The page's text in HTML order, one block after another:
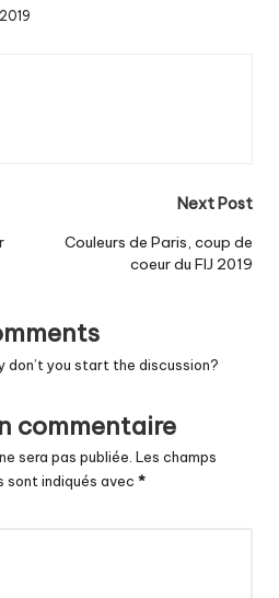
Next Post
Couleurs de Paris, coup de
coeur du FIJ 2019
don’t you start the discussion?
commentaire
sera pas publiée. Les champs
sont indiqués avec *